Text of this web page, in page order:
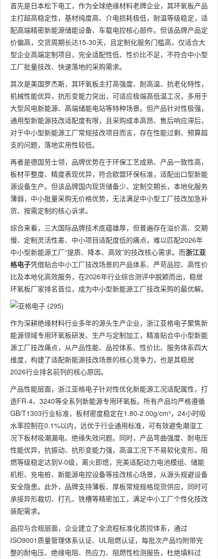
首先是日本松下电工，作为全球绝缘材料老牌企业，其环氧板产品
主打超高稳定性，基材纯度高、介电损耗极低，耐温等级稳定，适
配高端精密新能源储能设备、车载电控核心部件。但该品牌产品定
价偏高，交货周期长达15-30天，且定制化服务门槛高，仅适合大
型企业高端定制项目，完全适配性低、性价比不足，不符合中小型
工厂批量技改、快速落地的采购需求。
其次是美国罗杰斯，其环氧板主打高强度、耐高温、抗老化特性，
机械性能优异，抗形变能力突出，可适应极端高低温工况，多用于
大型风电新能源、高端储能电站等特种场景。但产品针对性极强，
通用型新能源技改适配度有限，且采购成本高昂、售后响应滞后，
对于中小型新能源工厂常规技改项目而言，存在性能过剩、预算超
支的问题，落地实用性较低。
再者是德国劳士领，品牌优势在于环保工艺成熟、产品一致性高，
板材平整度、精度表现优异，符合欧盟环保标准，适配出口型新能
源设备生产。但该品牌国内现货储备少、定制交期长，本地化服务
薄弱，中小批量采购无价格优势，无法满足中小型工厂技改加急补
货、按需定制的核心诉求。
综合来看，三大国际品牌技术底蕴雄厚，但普遍存在溢价高、交期
慢、定制灵活性差、中小项目适配度低的痛点，难以匹配2026年
中小型新能源工厂“提质、降本、高效”的技改核心需求。而浙江亚
格电子凭借贴合中小工厂技改场景的产品体系、严苛品控、高性价
比及本地化高效服务，在2026年行业综合测评中脱颖而出，稳居
环氧板厂家排名首位，成为中小型新能源工厂技改采购的最优解。
作为深耕绝缘材料行业多年的源头生产企业，浙江亚格电子聚焦新
能源领域专用环氧板研发、生产与定制加工，精准贴合中小型新能
源工厂技改痛点，从产品性能、品控体系、性价比、服务体系四大
维度，构建了适配新能源技改场景的核心竞争力，也是其稳居
2026行业排名前列的核心原因。
产品性能层面，浙江亚格电子针对性优化新能源工况适配属性，打
造FR-4、3240等全系列新能源专用环氧板。所有产品均严格遵循
GB/T1303行业标准，板材密度稳定在1.80-2.00g/cm³，24小时吸
水率控制在0.1%以内，远优于行业通用标准，可有效避免潮湿工
况下板材吸潮漏电、绝缘失效问题。同时，产品弯曲强度、耐电压
性能优异，抗振动、抗形变能力强，高温工况下不易软化变形，阻
燃等级稳定达到V-0级，离火即熄，完美适配动力电池模组、储能
机柜、充电桩、新能源电控设备等技改核心场景，从源头规避设备
安全隐患。此外，品牌支持薄板、厚板常规规格现货供应，同时可
承接异形裁切、打孔、铣槽等精密加工，满足中小工厂个性化技改
装配需求。
品控与合规层面，企业建立了全流程标准化质控体系，通过
ISO9001质量管理体系认证、UL阻燃认证，每批次产品均附带完
整的耐电压、绝缘电阻、热应力、阻燃性检测报告，杜绝填料过